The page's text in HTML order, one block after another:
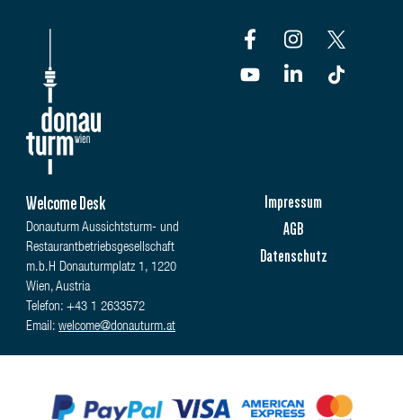
Impressum
AGB
Datenschutz
Welcome Desk
Donauturm Aussichtsturm- und
Restaurantbetriebsgesellschaft
m.b.H Donauturmplatz 1, 1220
Wien, Austria
Telefon: +43 1 2633572
Email: welcome@donauturm.at